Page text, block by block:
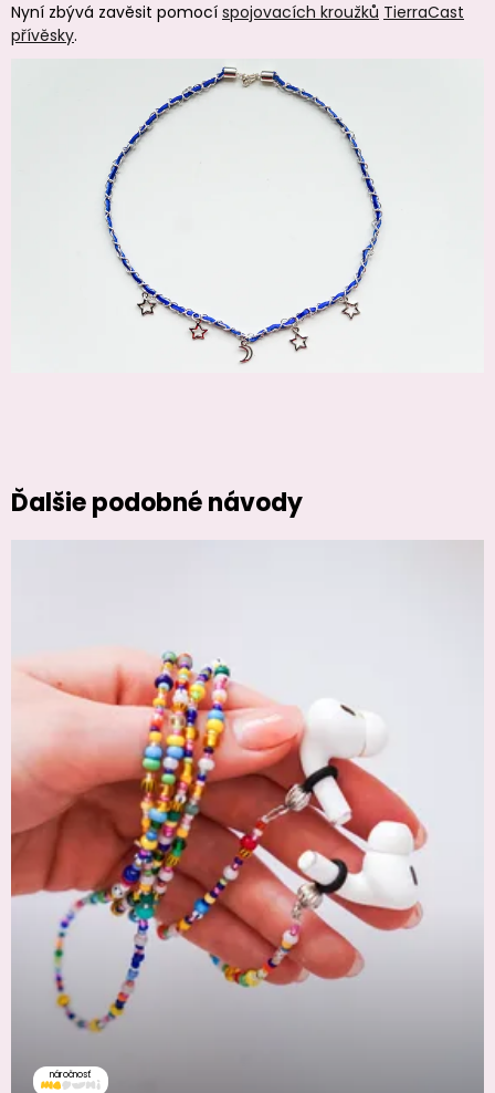
Nyní zbývá zavěsit pomocí spojovacích kroužků TierraCast
přívěsky.
Ďalšie podobné návody
náročnosť